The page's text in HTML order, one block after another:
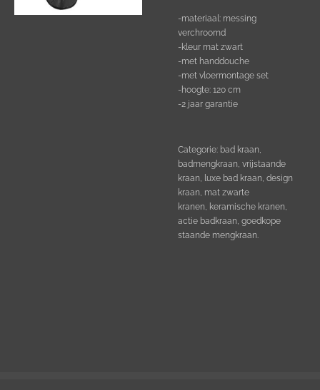
-materiaal: messing
verchroomd
-kleur mat zwart
-met handdouche
-met vloermontage set
-hoogte: 120 cm
-2 jaar garantie
Categorie: bad kraan,
badmengkraan, vrijstaande
kraan, luxe bad kraan, design
kraan, mat zwarte
kranen, keramische kranen,
actie badkraan, goedkope
staande mengkraan.